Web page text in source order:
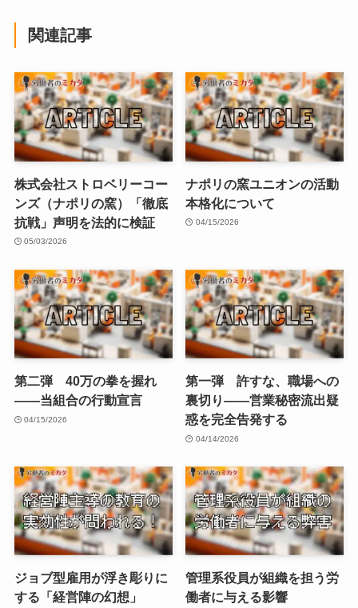
関連記事
株式会社ストロベリーコー
ンズ（ナポリの窯）「徹底
抗戦」声明を法的に検証
05/03/2026
ナポリの窯ユニオンの活動
本格化について
04/15/2026
第二弾 40万の拳を握れ
——当組合の行動宣言
04/15/2026
第一弾 許すな、職場への
裏切り——営業秘密流出疑
惑を完全告発する
04/14/2026
ジョブ型雇用が浮き彫りに
する「経営陣の幻想」
管理系役員が組織を担う労
働者に与える影響